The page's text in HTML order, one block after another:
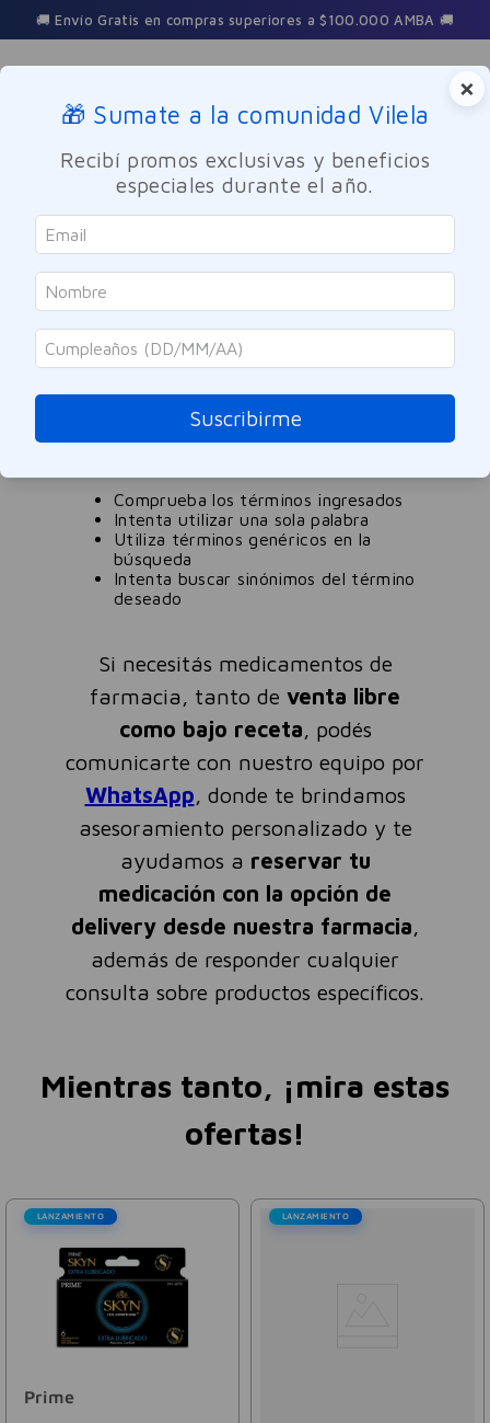
🚚 Envío Gratis en compras superiores a $100.000 AMBA 🚚
Buscar
serum-renovateurs-lactobionico-cepage-30ml
OOPS!
No encontramos ningún resultado para
"
¿Qué debo hacer?
Comprueba los términos ingresados
Intenta utilizar una sola palabra
Utiliza términos genéricos en la
búsqueda
Intenta buscar sinónimos del término
deseado
Si necesitás medicamentos de
farmacia, tanto de venta libre
como bajo receta, podés
comunicarte con nuestro equipo por
WhatsApp, donde te brindamos
asesoramiento personalizado y te
ayudamos a reservar tu
medicación con la opción de
delivery desde nuestra farmacia,
además de responder cualquier
consulta sobre productos específicos.
Mientras tanto, ¡mira estas
ofertas!
LANZAMIENTO
Prime
LANZAMIENTO
×
🎁 Sumate a la comunidad Vilela
Recibí promos exclusivas y beneficios
especiales durante el año.
Suscribirme